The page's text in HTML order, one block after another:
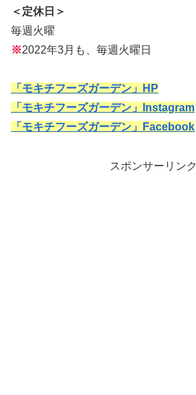
＜定休日＞
毎週火曜
※2022年3月も、毎週火曜日
「モキチフーズガーデン」HP
「モキチフーズガーデン」Instagram
「モキチフーズガーデン」Facebook
スポンサーリンク